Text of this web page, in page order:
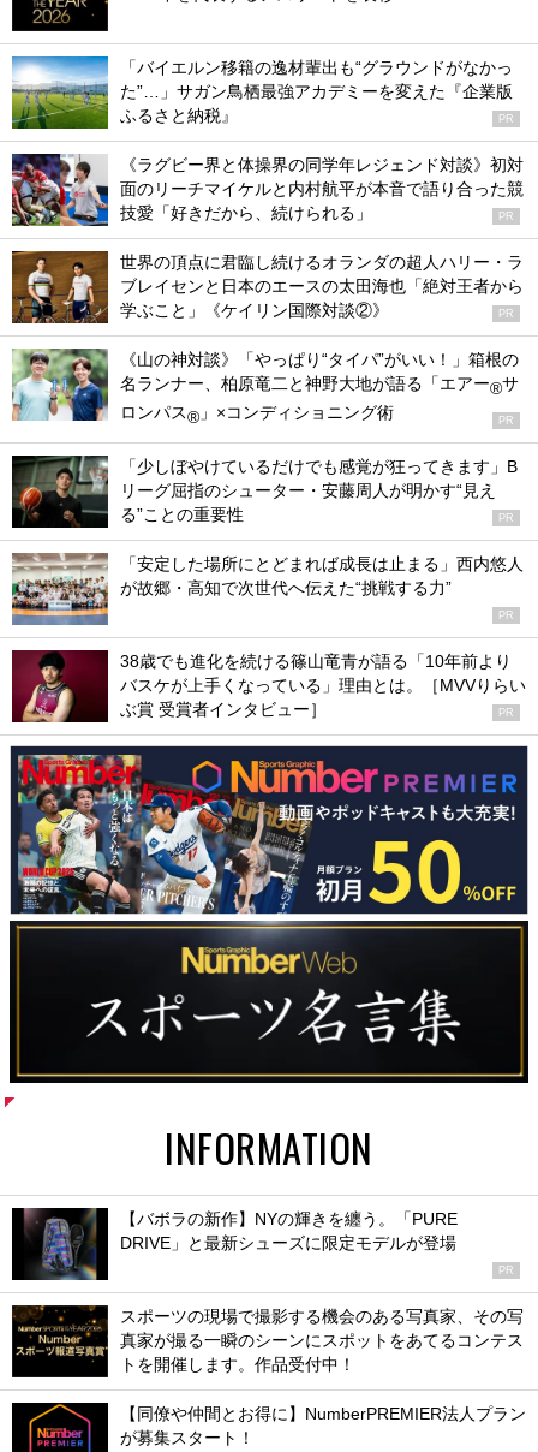
「バイエルン移籍の逸材輩出も“グラウンドがなかっ
た”…」サガン鳥栖最強アカデミーを変えた『企業版
ふるさと納税』
PR
《ラグビー界と体操界の同学年レジェンド対談》初対
面のリーチマイケルと内村航平が本音で語り合った競
技愛「好きだから、続けられる」
PR
世界の頂点に君臨し続けるオランダの超人ハリー・ラ
ブレイセンと日本のエースの太田海也「絶対王者から
学ぶこと」《ケイリン国際対談②》
PR
《山の神対談》「やっぱり“タイパ”がいい！」箱根の
名ランナー、柏原竜二と神野大地が語る「エアー®サ
ロンパス® 」×コンディショニング術 PR
「少しぼやけているだけでも感覚が狂ってきます」B
リーグ屈指のシューター・安藤周人が明かす“見え
る”ことの重要性
PR
「安定した場所にとどまれば成長は止まる」西内悠人
が故郷・高知で次世代へ伝えた“挑戦する力”
PR
38歳でも進化を続ける篠山竜青が語る「10年前より
バスケが上手くなっている」理由とは。［MVVりらい
ぶ賞 受賞者インタビュー］
PR
INFORMATION
【バボラの新作】NYの輝きを纏う。「PURE
DRIVE」と最新シューズに限定モデルが登場
PR
スポーツの現場で撮影する機会のある写真家、その写
真家が撮る一瞬のシーンにスポットをあてるコンテス
トを開催します。作品受付中！
【同僚や仲間とお得に】NumberPREMIER法人プラン
が募集スタート！